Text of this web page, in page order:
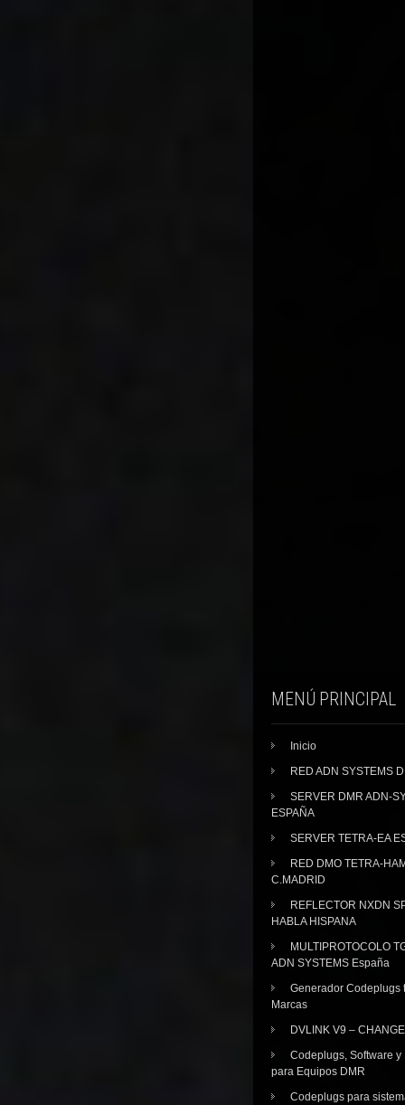
MENÚ PRINCIPAL
Inicio
RED ADN SYSTEMS
SERVER DMR ADN-
ESPAÑA
SERVER TETRA-EA
RED DMO TETRA-
C.MADRID
REFLECTOR NXDN
HABLA HISPANA
MULTIPROTOCOLO
ADN SYSTEMS España
Generador Codeplugs
Marcas
DVLINK V9 –
Codeplugs, Software y
para Equipos DMR
Codeplugs para